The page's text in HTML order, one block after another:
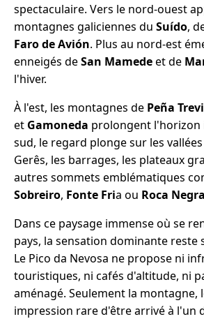
spectaculaire. Vers le nord-ouest
montagnes galiciennes du Suído,
Faro de Avión. Plus au nord-est
enneigés deSan Mamedeet de
l'hiver.
À l'est, les montagnes de Peña
et Gamoneda prolongent l'horizon
sud, le regard plonge sur les
Gerês, les barrages, les plateaux
autres sommets emblématiques
Sobreiro, Fonte Fria ou Roca Negra
Dans ce paysage immense où se
pays, la sensation dominante reste
Le Pico da Nevosa ne propose ni
touristiques, ni cafés d'altitude, ni
aménagé. Seulement la montagne,
impression rare d'être arrivé à l'un